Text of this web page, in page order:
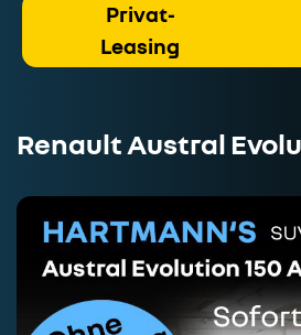
Privat-
Leasing
Renault Austral